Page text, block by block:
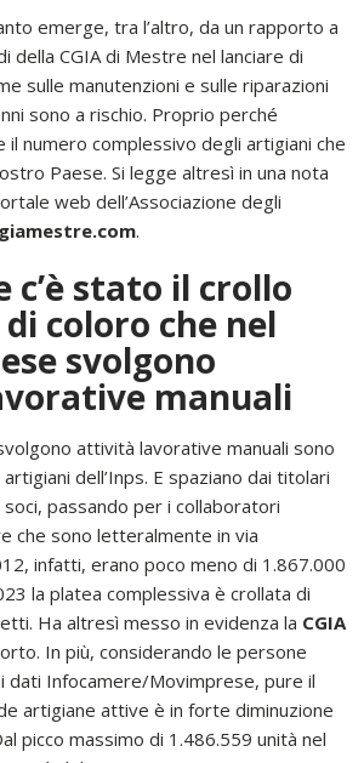
emerge, tra l’altro, da un rapporto a
della CGIA di Mestre nel lanciare di
sulle manutenzioni e sulle riparazioni
sono a rischio. Proprio perché
il numero complessivo degli artigiani che
Paese. Si legge altresì in una nota
web dell’Associazione degli
.
c’è stato il crollo
coloro che nel
svolgono
manuali
attività lavorative manuali sono
dell’Inps. E spaziano dai titolari
passando per i collaboratori
che sono letteralmente in via
infatti, erano poco meno di 1.867.000
la platea complessiva è crollata di
Ha altresì messo in evidenza la CGIA
In più, considerando le persone
dati Infocamere/Movimprese, pure il
artigiane attive è in forte diminuzione
picco massimo di 1.486.559 unità nel